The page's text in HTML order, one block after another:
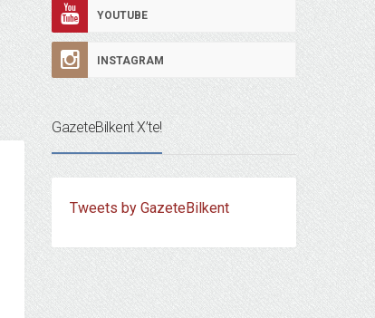
YOUTUBE
INSTAGRAM
GazeteBilkent X’te!
Tweets by GazeteBilkent